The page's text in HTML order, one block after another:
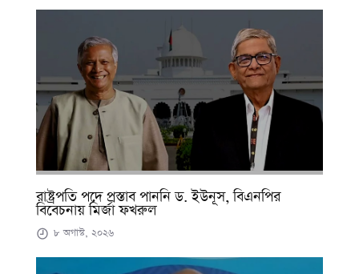
রাষ্ট্রপতি পদে প্রস্তাব পাননি ড. ইউনূস, বিএনপির
বিবেচনায় মির্জা ফখরুল
৮ অগাস্ট, ২০২৬